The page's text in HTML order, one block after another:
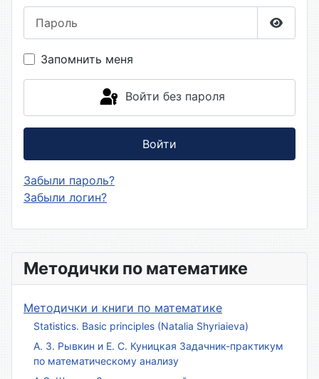
Методички по математике
Методички и книги по математике
Statistics. Basic principles (Natalia Shyriaieva)
А. З. Рывкин и Е. С. Куницкая Задачник-практикум
по математическому анализу
Запомнить меня
Войти без пароля
Войти
Забыли пароль?
Забыли логин?